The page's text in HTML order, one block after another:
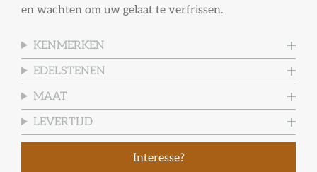
en wachten om uw gelaat te verfrissen.
KENMERKEN
EDELSTENEN
MAAT
LEVERTIJD
Interesse?